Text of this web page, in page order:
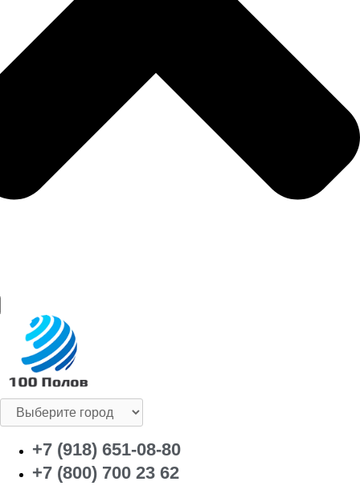
+7 (918) 651-08-80
+7 (800) 700 23 62